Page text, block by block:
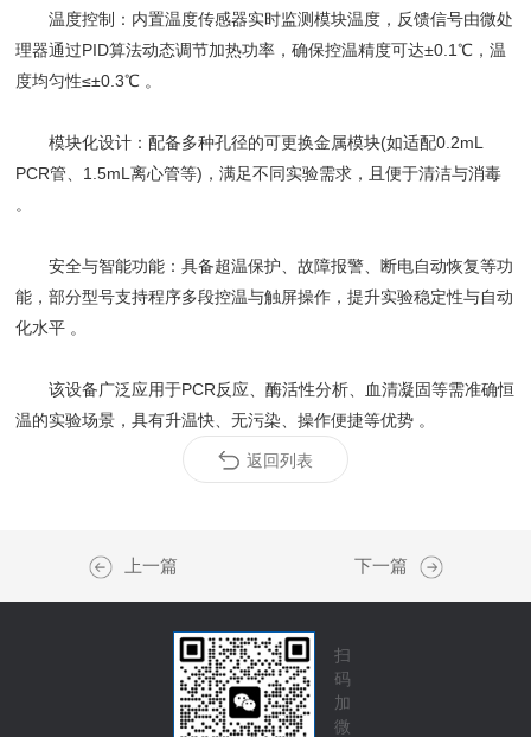
‌温度控制‌：内置温度传感器实时监测模块温度，反馈信号由微处
理器通过‌PID算法动态调节加热功率‌，确保控温精度可达±0.1℃，温
度均匀性≤±0.3℃ 。
‌模块化设计‌：配备多种孔径的可更换金属模块(如适配0.2mL
PCR管、1.5mL离心管等)，满足不同实验需求，且便于清洁与消毒
。
‌安全与智能功能‌：具备超温保护、故障报警、断电自动恢复等功
能，部分型号支持程序多段控温与触屏操作，提升实验稳定性与自动
化水平 。
该设备广泛应用于PCR反应、酶活性分析、血清凝固等需准确恒
温的实验场景，具有升温快、无污染、操作便捷等优势 。
返回列表
上一篇 下一篇
扫
码
加
微